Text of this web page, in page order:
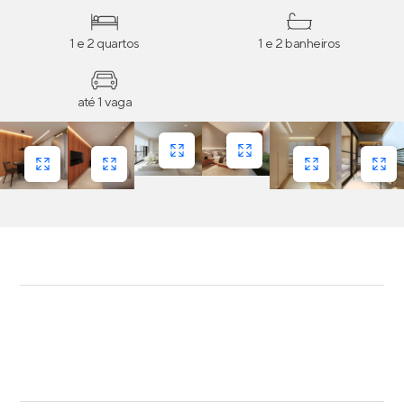
1 e 2 quartos 1 e 2 banheiros
até 1 vaga